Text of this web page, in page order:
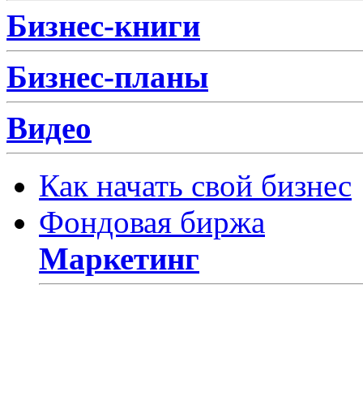
Бизнес-книги
Бизнес-планы
Видео
Как начать свой бизнес
Фондовая биржа
Маркетинг